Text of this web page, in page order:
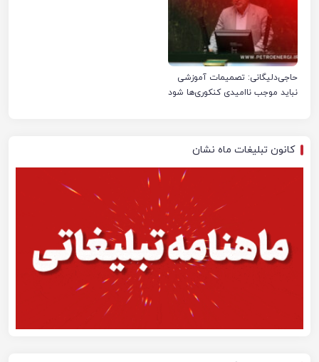
حاجی‌دلیگانی: تصمیمات آموزشی
نباید موجب ناامیدی کنکوری‌ها شود
کانون تبلیغات ماه نشان